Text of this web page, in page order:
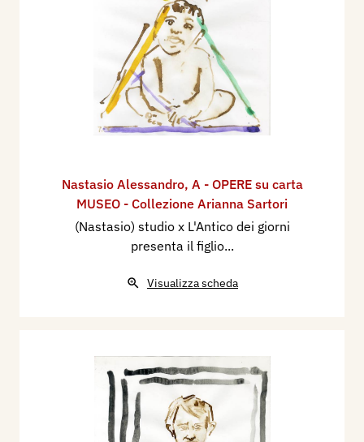
Nastasio Alessandro, A - OPERE su carta
MUSEO - Collezione Arianna Sartori
(Nastasio) studio x L'Antico dei giorni
presenta il figlio...
Visualizza scheda